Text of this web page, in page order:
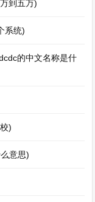
到五万)
系统)
的中文名称是什
)
意思)